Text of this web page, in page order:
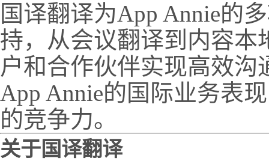
国译翻译为App Annie的
持，从会议翻译到内容本
户和合作伙伴实现高效
App Annie的国际业务表
的竞争力。
关于国译翻译